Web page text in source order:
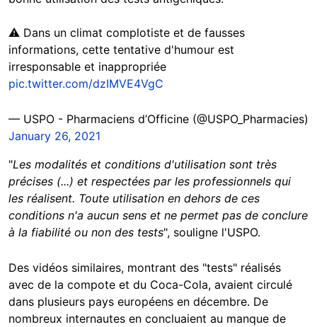
⚠️ Dans un climat complotiste et de fausses
informations, cette tentative d'humour est
irresponsable et inappropriée
pic.twitter.com/dzIMVE4VgC
— USPO - Pharmaciens d’Officine (@USPO_Pharmacies)
January 26, 2021
"Les modalités et conditions d'utilisation sont très
précises (...) et respectées par les professionnels qui
les réalisent. Toute utilisation en dehors de ces
conditions n'a aucun sens et ne permet pas de conclure
à la fiabilité ou non des tests", souligne l'USPO.
Des vidéos similaires, montrant des "tests" réalisés
avec de la compote et du Coca-Cola, avaient circulé
dans plusieurs pays européens en décembre. De
nombreux internautes en concluaient au manque de